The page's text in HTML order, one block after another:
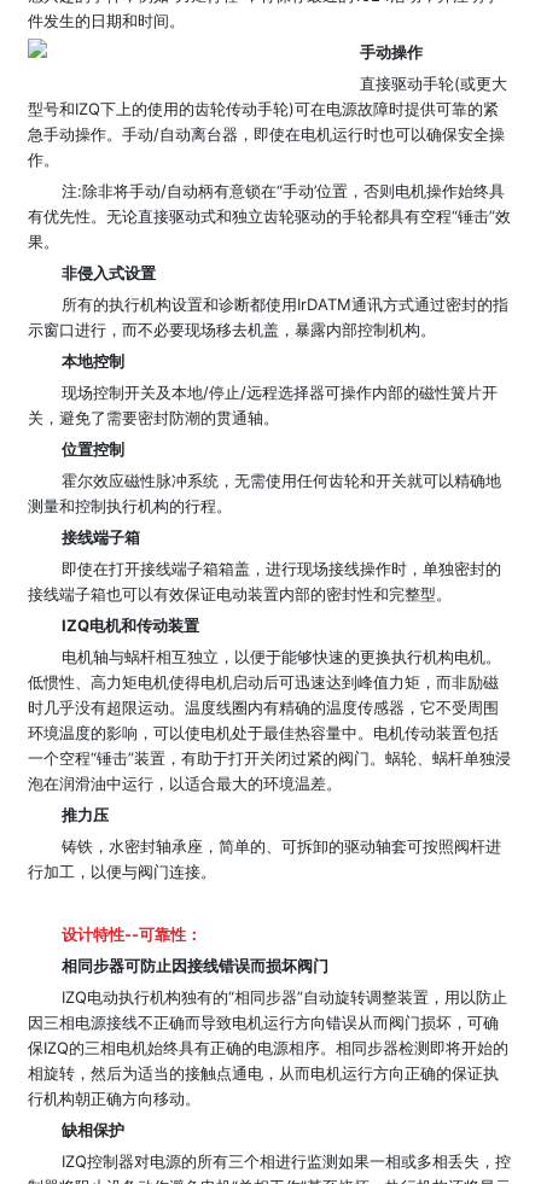
件发生的日期和时间。
手动操作
直接驱动手轮(或更大
型号和IZQ下上的使用的齿轮传动手轮)可在电源故障时提供可靠的紧
急手动操作。手动/自动离台器，即使在电机运行时也可以确保安全操
作。
注:除非将手动/自动柄有意锁在“手动’位置，否则电机操作始终具
有优先性。无论直接驱动式和独立齿轮驱动的手轮都具有空程“锤击”效
果。
非侵入式设置
所有的执行机构设置和诊断都使用IrDATM通讯方式通过密封的指
示窗口进行，而不必要现场移去机盖，暴露内部控制机构。
本地控制
现场控制开关及本地/停止/远程选择器可操作内部的磁性簧片开
关，避免了需要密封防潮的贯通轴。
位置控制
霍尔效应磁性脉冲系统，无需使用任何齿轮和开关就可以精确地
测量和控制执行机构的行程。
接线端子箱
即使在打开接线端子箱箱盖，进行现场接线操作时，单独密封的
接线端子箱也可以有效保证电动装置内部的密封性和完整型。
IZQ电机和传动装置
电机轴与蜗杆相互独立，以便于能够快速的更换执行机构电机。
低惯性、高力矩电机使得电机启动后可迅速达到峰值力矩，而非励磁
时几乎没有超限运动。温度线圈内有精确的温度传感器，它不受周围
环境温度的影响，可以使电机处于最佳热容量中。电机传动装置包括
一个空程“锤击”装置，有助于打开关闭过紧的阀门。蜗轮、蜗杆单独浸
泡在润滑油中运行，以适合最大的环境温差。
推力压
铸铁，水密封轴承座，简单的、可拆卸的驱动轴套可按照阀杆进
行加工，以便与阀门连接。
设计特性--可靠性：
相同步器可防止因接线错误而损坏阀门
IZQ电动执行机构独有的“相同步器”自动旋转调整装置，用以防止
因三相电源接线不正确而导致电机运行方向错误从而阀门损坏，可确
保IZQ的三相电机始终具有正确的电源相序。相同步器检测即将开始的
相旋转，然后为适当的接触点通电，从而电机运行方向正确的保证执
行机构朝正确方向移动。
缺相保护
IZQ控制器对电源的所有三个相进行监测如果一相或多相丢失，控